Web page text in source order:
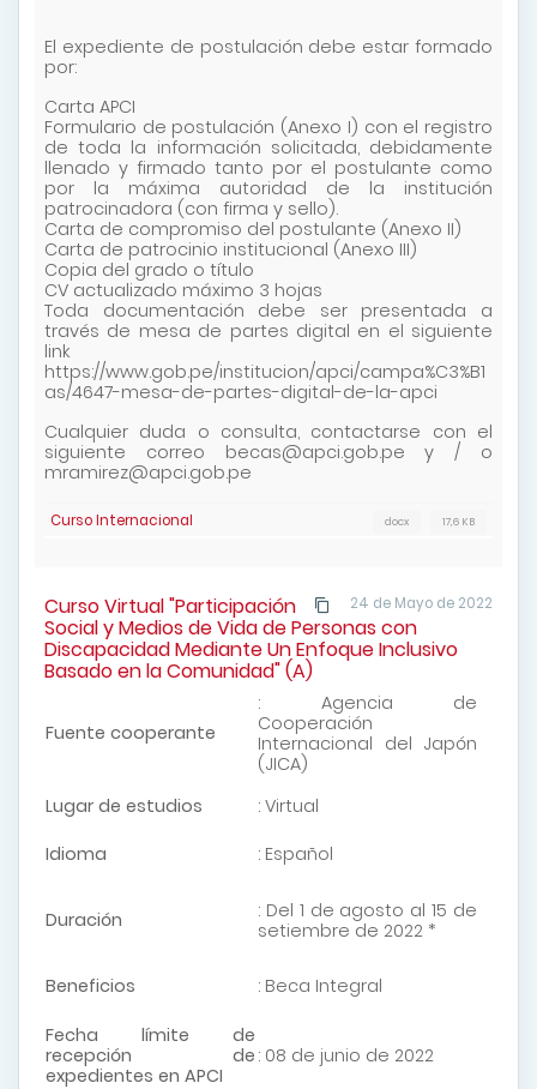
El expediente de postulación debe estar formado
por:
Carta APCI
Formulario de postulación (Anexo I) con el registro
de toda la información solicitada, debidamente
llenado y firmado tanto por el postulante como
por la máxima autoridad de la institución
patrocinadora (con firma y sello).
Carta de compromiso del postulante (Anexo II)
Carta de patrocinio institucional (Anexo III)
Copia del grado o título
CV actualizado máximo 3 hojas
Toda documentación debe ser presentada a
través de mesa de partes digital en el siguiente
link
https://www.gob.pe/institucion/apci/campa%C3%B1
as/4647-mesa-de-partes-digital-de-la-apci
Cualquier duda o consulta, contactarse con el
siguiente correo becas@apci.gob.pe y / o
mramirez@apci.gob.pe
Curso Internacional 17,6 KB
docx
24 de Mayo de 2022
Curso Virtual "Participación
Social y Medios de Vida de Personas con
Discapacidad Mediante Un Enfoque Inclusivo
Basado en la Comunidad" (A)
Fuente cooperante
: Agencia de
Cooperación
Internacional del Japón
(JICA)
Lugar de estudios
: Virtual
Idioma
: Español
Duración
: Del 1 de agosto al 15 de
setiembre de 2022 *
Beneficios : Beca Integral
Fecha límite de
recepción de
expedientes en APCI
: 08 de junio de 2022